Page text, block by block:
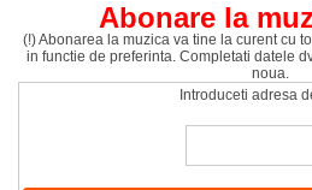
Abonare la
(!) Abonarea la muzica va tine la curent cu
in functie de preferinta. Completati datele
noua.
Introduceti adresa